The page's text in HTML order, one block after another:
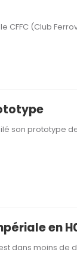
CFFC (Club
son prototype
en
dans moins de